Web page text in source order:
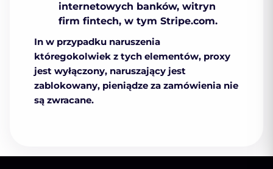
internetowych banków, witryn
firm fintech, w tym Stripe.com.
In w przypadku naruszenia
któregokolwiek z tych elementów, proxy
jest wyłączony, naruszający jest
zablokowany, pieniądze za zamówienia nie
są zwracane.